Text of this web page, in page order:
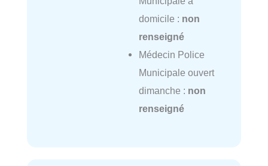
domicile : non
renseigné
Médecin Police
Municipale ouvert
dimanche : non
renseigné